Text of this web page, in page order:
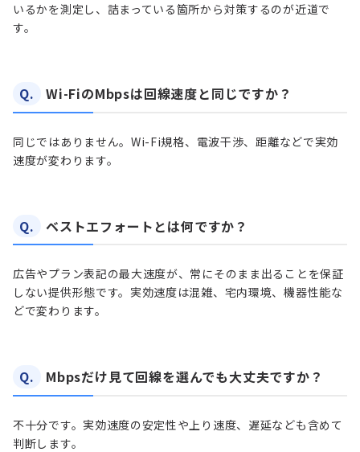
いるかを測定し、詰まっている箇所から対策するのが近道で
す。
Q. Wi-FiのMbpsは回線速度と同じですか？
同じではありません。Wi-Fi規格、電波干渉、距離などで実効
速度が変わります。
Q. ベストエフォートとは何ですか？
広告やプラン表記の最大速度が、常にそのまま出ることを保証
しない提供形態です。実効速度は混雑、宅内環境、機器性能な
どで変わります。
Q. Mbpsだけ見て回線を選んでも大丈夫ですか？
不十分です。実効速度の安定性や上り速度、遅延なども含めて
判断します。